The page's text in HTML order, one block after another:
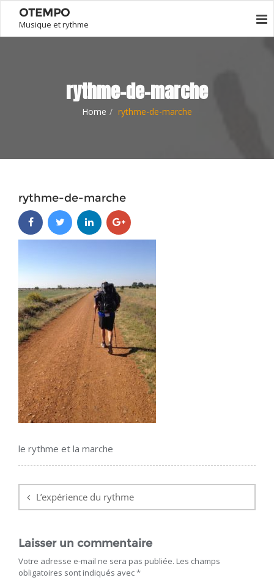
OTEMPO
Musique et rythme
rythme-de-marche
Home rythme-de-marche
rythme-de-marche
le rythme et la marche
de
l’article
L’expérience du rythme
Laisser un commentaire
Votre adresse e-mail ne sera pas publiée. Les champs
obligatoires sont indiqués avec*